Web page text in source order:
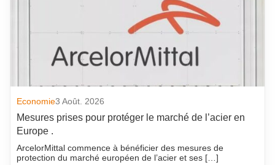
Economie3 Août. 2026
Mesures prises pour protéger le marché de l’acier en
Europe .
ArcelorMittal commence à bénéficier des mesures de
protection du marché européen de l’acier et ses […]